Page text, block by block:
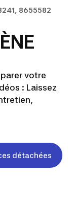
8655582
votre
: Laissez
détachées